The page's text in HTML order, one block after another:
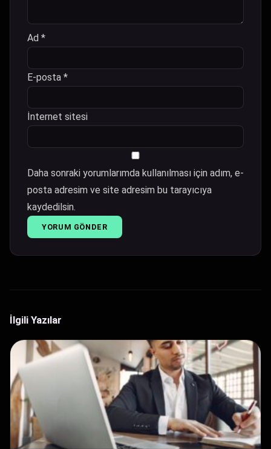
Ad *
E-posta *
İnternet sitesi
Daha sonraki yorumlarımda kullanılması için adım, e-
posta adresim ve site adresim bu tarayıcıya
kaydedilsin.
İlgili Yazılar